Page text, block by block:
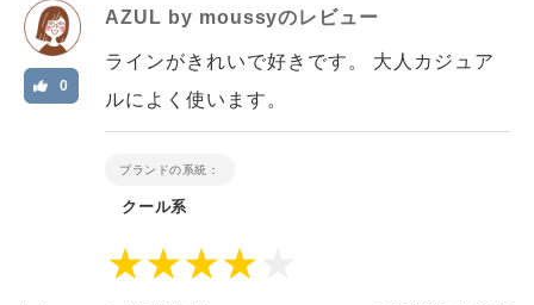
AZUL by moussyのレビュー
0
ラインがきれいで好きです。 大人カジュア
ルによく使います。
ブランドの系統：
クール系